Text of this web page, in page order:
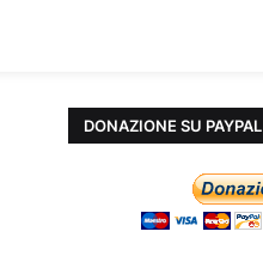
DONAZIONE SU PAYPAL